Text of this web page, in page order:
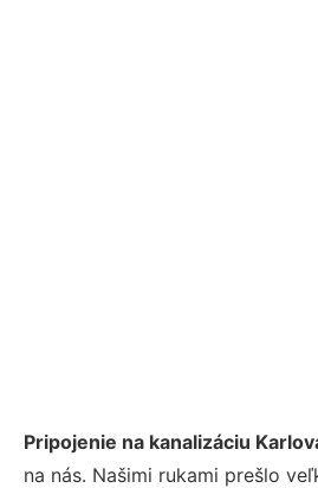
Pripojenie na kanalizáciu
na nás. Našimi rukami prešlo